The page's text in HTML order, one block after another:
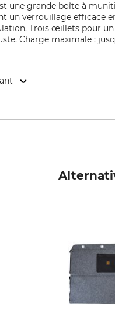
une grande boîte à
un verrouillage efficace
Trois œillets pour
Charge maximale :